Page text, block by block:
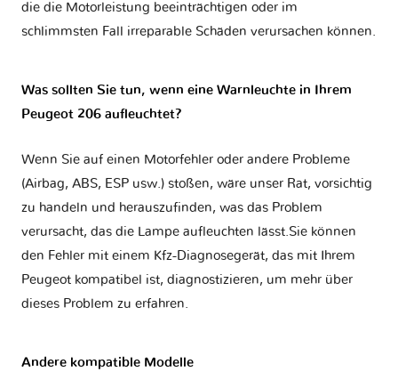
die die Motorleistung beeinträchtigen oder im
schlimmsten Fall irreparable Schäden verursachen können.
Was sollten Sie tun, wenn eine Warnleuchte in Ihrem
Peugeot 206 aufleuchtet?
Wenn Sie auf einen Motorfehler oder andere Probleme
(Airbag, ABS, ESP usw.) stoßen, wäre unser Rat, vorsichtig
zu handeln und herauszufinden, was das Problem
verursacht, das die Lampe aufleuchten lässt.Sie können
den Fehler mit einem Kfz-Diagnosegerät, das mit Ihrem
Peugeot kompatibel ist, diagnostizieren, um mehr über
dieses Problem zu erfahren.
Andere kompatible Modelle